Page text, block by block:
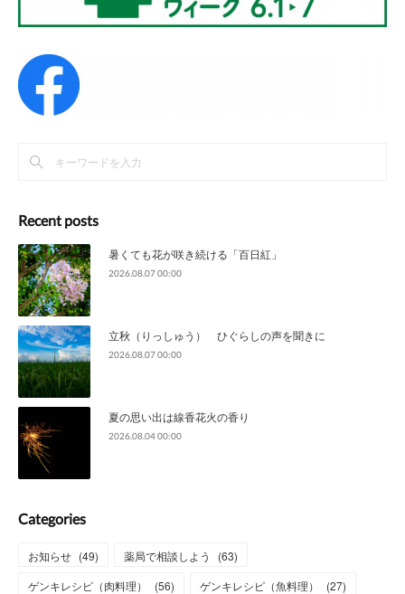
Recent posts
暑くても花が咲き続ける「百日紅」
2026.08.07 00:00
立秋（りっしゅう） ひぐらしの声を聞きに
2026.08.07 00:00
夏の思い出は線香花火の香り
2026.08.04 00:00
Categories
お知らせ (49) 薬局で相談しよう (63)
ゲンキレシピ（肉料理）
(56) ゲンキレシピ（魚料理） (27)